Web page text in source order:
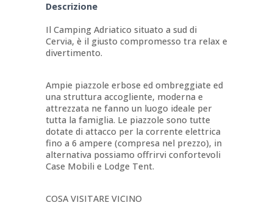
Descrizione
Il Camping Adriatico situato a sud di
Cervia, è il giusto compromesso tra relax e
divertimento.
Ampie piazzole erbose ed ombreggiate ed
una struttura accogliente, moderna e
attrezzata ne fanno un luogo ideale per
tutta la famiglia. Le piazzole sono tutte
dotate di attacco per la corrente elettrica
fino a 6 ampere (compresa nel prezzo), in
alternativa possiamo offrirvi confortevoli
Case Mobili e Lodge Tent.
COSA VISITARE VICINO